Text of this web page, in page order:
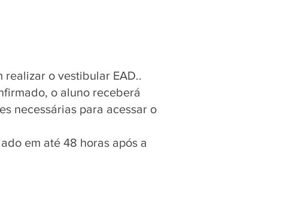
o vestibular EAD..
o aluno receberá
necessárias para acessar o
em até 48 horas após a